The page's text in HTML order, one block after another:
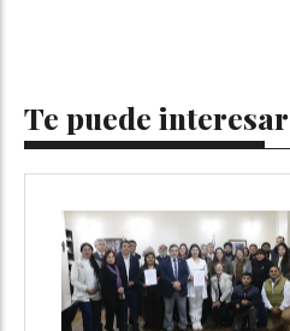
Te puede interesar